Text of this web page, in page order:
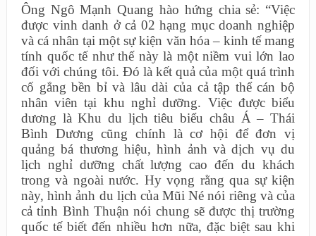
Ông Ngô Mạnh Quang hào hứng chia sẻ: “Việc
được vinh danh ở cả 02 hạng mục doanh nghiệp
và cá nhân tại một sự kiện văn hóa – kinh tế mang
tính quốc tế như thế này là một niềm vui lớn lao
đối với chúng tôi. Đó là kết quả của một quá trình
cố gắng bền bỉ và lâu dài của cả tập thể cán bộ
nhân viên tại khu nghỉ dưỡng. Việc được biểu
dương là Khu du lịch tiêu biểu châu Á – Thái
Bình Dương cũng chính là cơ hội để đơn vị
quảng bá thương hiệu, hình ảnh và dịch vụ du
lịch nghỉ dưỡng chất lượng cao đến du khách
trong và ngoài nước. Hy vọng rằng qua sự kiện
này, hình ảnh du lịch của Mũi Né nói riêng và của
cả tỉnh Bình Thuận nói chung sẽ được thị trường
quốc tế biết đến nhiều hơn nữa, đặc biệt sau khi